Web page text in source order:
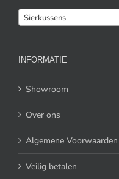
Sierkussens
INFORMATIE
Showroom
Over ons
Algemene Voorwaarden
Veilig betalen